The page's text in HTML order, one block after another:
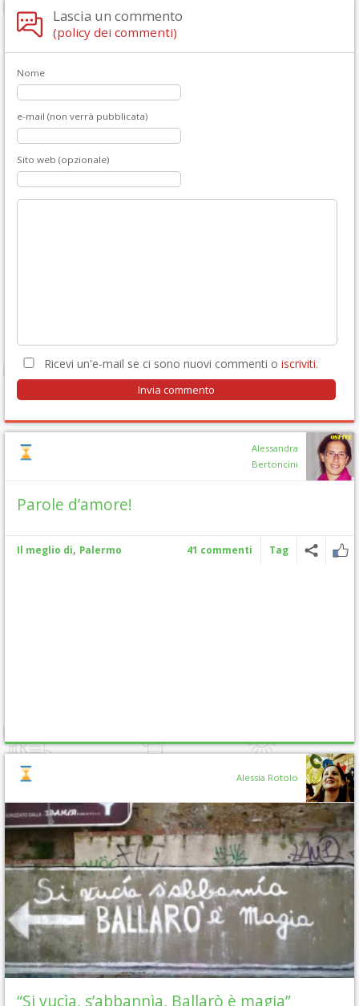
Lascia un commento
(policy dei commenti)
Nome
e-mail (non verrà pubblicata)
Sito web (opzionale)
Ricevi un'e-mail se ci sono nuovi commenti o iscriviti.
Alessandra
Bertoncini
Parole d’amore!
Il meglio di, Palermo 41 commenti Tag
Alessia Rotolo
“Si vucìa, s’abbannìa, Ballarò è magia”